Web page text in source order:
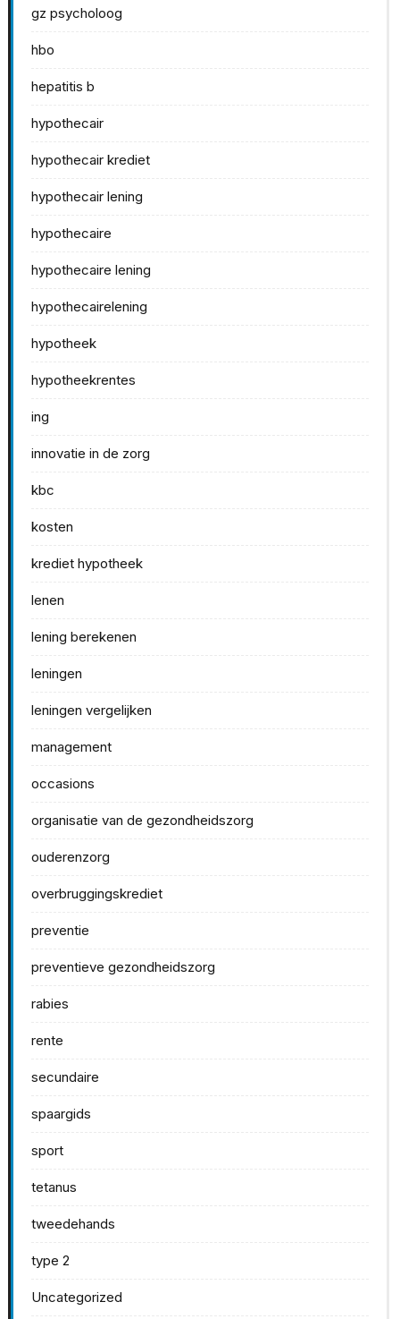
gz psycholoog
hbo
hepatitis b
hypothecair
hypothecair krediet
hypothecair lening
hypothecaire
hypothecaire lening
hypothecairelening
hypotheek
hypotheekrentes
ing
innovatie in de zorg
kbc
kosten
krediet hypotheek
lenen
lening berekenen
leningen
leningen vergelijken
management
occasions
organisatie van de gezondheidszorg
ouderenzorg
overbruggingskrediet
preventie
preventieve gezondheidszorg
rabies
rente
secundaire
spaargids
sport
tetanus
tweedehands
type 2
Uncategorized